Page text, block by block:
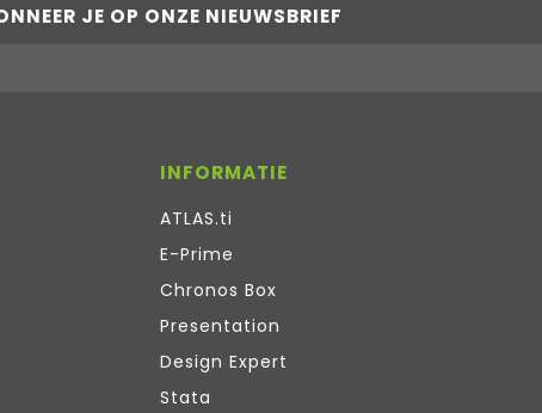
JE OP ONZE NIEUWSBRIEF
INFORMATIE
ATLAS.ti
E-Prime
Chronos Box
Presentation
Design Expert
Stata